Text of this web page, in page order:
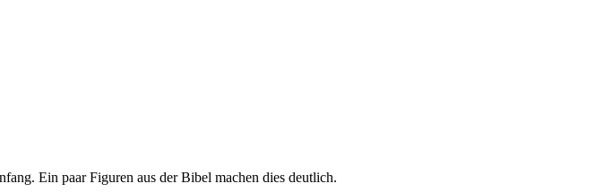
Ein paar Figuren aus der Bibel machen dies deutlich.